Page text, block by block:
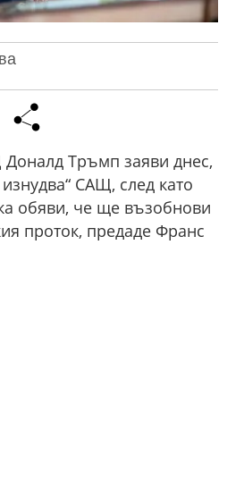
Тръмп заяви днес,
САЩ, след като
обяви, че ще възобнови
проток, предаде Франс